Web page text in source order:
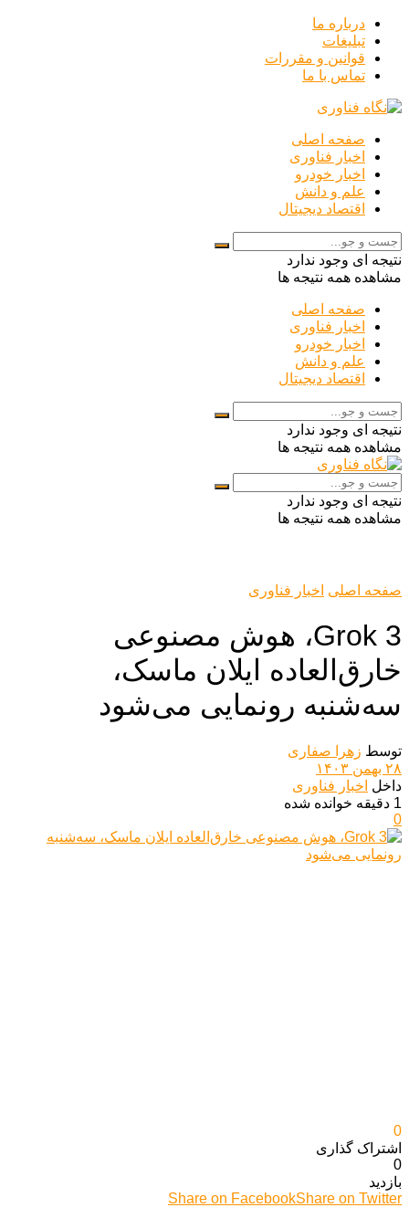
درباره ما
تبلیغات
قوانین و مقررات
تماس با ما
صفحه اصلی
اخبار فناوری
اخبار خودرو
علم و دانش
اقتصاد دیجیتال
نتیجه ای وجود ندارد
مشاهده همه نتیجه ها
صفحه اصلی
اخبار فناوری
اخبار خودرو
علم و دانش
اقتصاد دیجیتال
نتیجه ای وجود ندارد
مشاهده همه نتیجه ها
نتیجه ای وجود ندارد
مشاهده همه نتیجه ها
صفحه اصلی اخبار فناوری
Grok 3، هوش مصنوعی
خارق‌العاده ایلان ماسک،
سه‌شنبه رونمایی می‌شود
توسط زهرا صفاری
۲۸ بهمن ۱۴۰۳
داخل اخبار فناوری
1 دقیقه خوانده شده
0
0
اشتراک گذاری‌
0
بازدید
Share on FacebookShare on Twitter